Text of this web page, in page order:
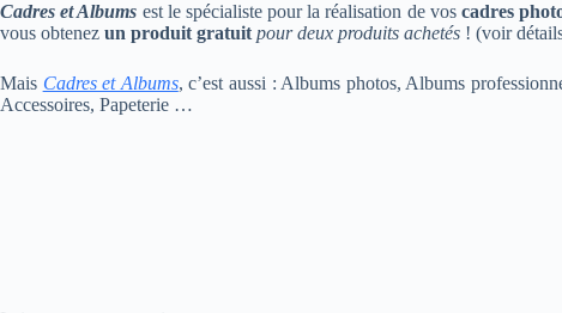
Cadres et Albums est le spécialiste pour la réalisation de voscadres
vous obtenez un produit gratuit pour deux produits achetés ! (voir
Mais Cadres et Albums, c’est aussi : Albums photos, Albums
Accessoires, Papeterie …